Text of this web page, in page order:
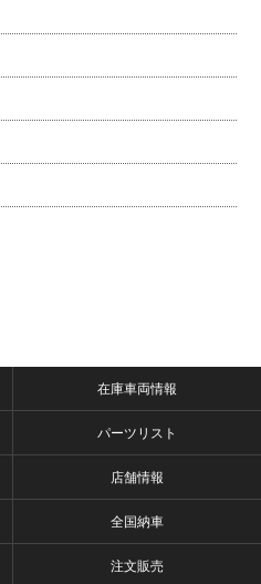
在庫車両情報
パーツリスト
店舗情報
全国納車
注文販売